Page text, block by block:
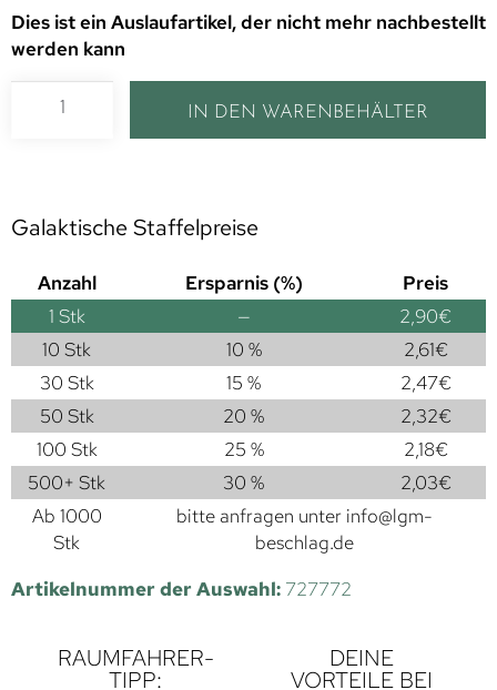
Dies ist ein Auslaufartikel, der nicht mehr nachbestellt
werden kann
IN DEN WARENBEHÄLTER
Galaktische Staffelpreise
Anzahl Ersparnis (%)
Preis
1 Stk — 2,90€
10 Stk
10 % 2,61€
30 Stk
15 % 2,47€
50 Stk
20 % 2,32€
100 Stk
25 % 2,18€
500+ Stk
30 % 2,03€
Ab 1000
Stk
bitte anfragen unter info@lgm-
beschlag.de
Artikelnummer der Auswahl: 727772
RAUMFAHRER-
TIPP:
DEINE
VORTEILE BEI